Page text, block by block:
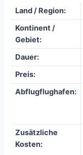
Land / Region:
Kontinent /
Gebiet:
Dauer:
Preis:
Abflugflughafen:
Zusätzliche
Kosten: